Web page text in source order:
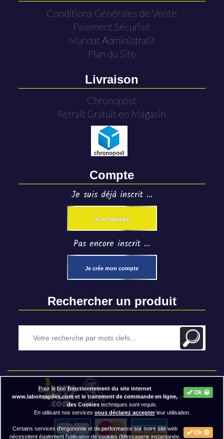
Conditions Générales de Vente
Paiement Sécurisé
Mandat Administratif
Plan du Site
Livraison
Chronopost
Retrait Gratuit en Magasin
Compte
Je suis déjà inscrit ...
Je m'identifie
Pas encore inscrit ...
Je crée mon compte
Rechercher un produit
2020 BAP ⓒ - Mentions légales
Ok 😀
Pour le bonfonctionnement du site internet
www.laboiteapiles.com et le traitement de commande en ligne,
des Cookiestechniques sont requis.
En utilisant nos services vous déclarez accepterleur utilisation.
Ok 😟
Certains services d'ergonomie et de performance sur notre site web
nécessitent également l'utilisation de cookies (Messagerie instantanée,